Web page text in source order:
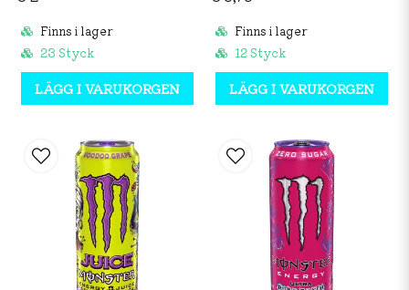
Finns i lager
23 Styck
LÄGG I VARUKORGEN
Finns i lager
12 Styck
LÄGG I VARUKORGEN